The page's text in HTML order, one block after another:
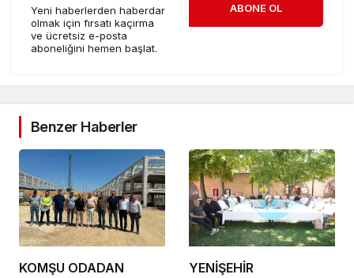
Yeni haberlerden haberdar
olmak için fırsatı kaçırma
ve ücretsiz e-posta
aboneliğini hemen başlat.
ABONE OL
Benzer Haberler
KOMŞU ODADAN
YENİŞEHİR